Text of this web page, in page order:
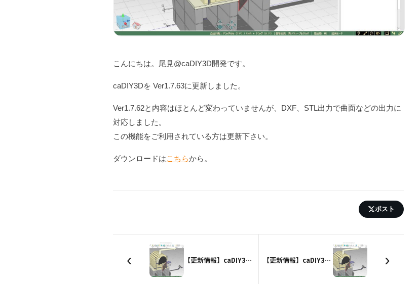
こんにちは。尾見@caDIY3D開発です。
caDIY3Dを Ver1.7.63に更新しました。
Ver1.7.62と内容はほとんど変わっていませんが、DXF、STL出力で曲面などの出力に
対応しました。
この機能をご利用されている方は更新下さい。
ダウンロードはこちらから。
ポスト
‹ 【更新情報】caDIY3D Ver1.7.64に更新しました。 【更新情報】caDIY3D Ver1.7.62を公開しました。 ›